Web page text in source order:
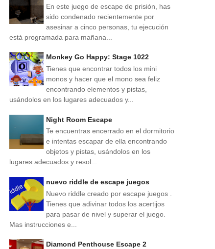
En este juego de escape de prisión, has
sido condenado recientemente por
asesinar a cinco personas, tu ejecución
está programada para mañana...
Monkey Go Happy: Stage 1022
Tienes que encontrar todos los mini
monos y hacer que el mono sea feliz
encontrando elementos y pistas,
usándolos en los lugares adecuados y...
Night Room Escape
Te encuentras encerrado en el dormitorio
e intentas escapar de ella encontrando
objetos y pistas, usándolos en los
lugares adecuados y resol...
nuevo riddle de escape juegos
Nuevo riddle creado por escape juegos .
Tienes que adivinar todos los acertijos
para pasar de nivel y superar el juego.
Mas instrucciones e...
Diamond Penthouse Escape 2